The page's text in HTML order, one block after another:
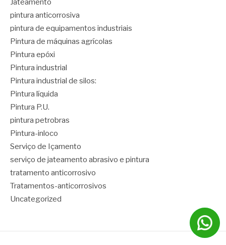
Jateamento
pintura anticorrosiva
pintura de equipamentos industriais
Pintura de máquinas agrícolas
Pintura epóxi
Pintura industrial
Pintura industrial de silos:
Pintura líquida
Pintura P.U.
pintura petrobras
Pintura-inloco
Serviço de Içamento
serviço de jateamento abrasivo e pintura
tratamento anticorrosivo
Tratamentos-anticorrosivos
Uncategorized